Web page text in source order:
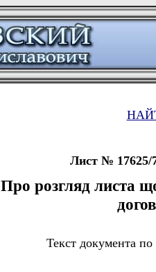
Лист № 17625/
Про розгляд листа
Текст документа